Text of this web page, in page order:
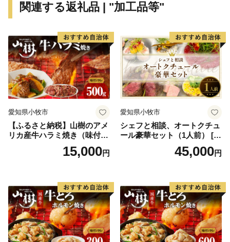
一説によります。現在も、豊かな自然や清流に育まれ受
ます。
【 森と生きるまちならではの「自然資源」 】
従来の人々のオアシスとして千年も前より引用されてき
たといわれる「千年水」など豊かな山々から生みだされ
の恵みである名水、澄んだ空気により育てられた米は日
本酒のみならず、宍粟の豊かな食を支え、宍粟独自の味
江戸時代後期から約１５０年間作られていた地酒「三
笑」の復活や、伝統ある播州山崎藍染の復活、また女性
蔵人による日本酒バーの開業など、宍粟に息づく文化や
伝統が新たな世代に受け継がれ、今のかたちとなって発
展し続けています。
関連する返礼品 | "加工品等"
愛知県小牧市
【ふるさと納税】山樹のアメ
リカ産牛ハラミ焼き（味付）
15,000円
愛知県小牧市
シェフと相談、オートクチュ
ール豪華セット（1人前） [04
45,000円